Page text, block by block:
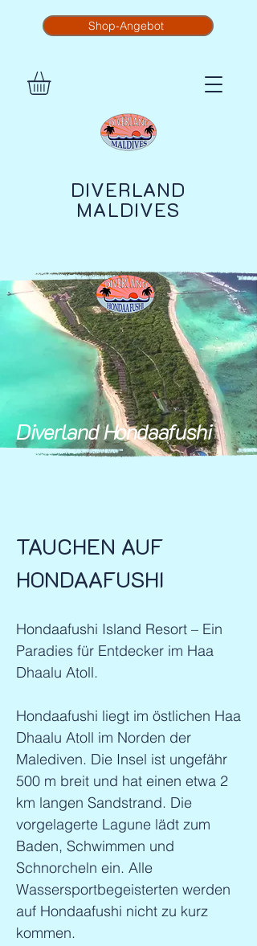
DIVERLAND
MALDIVES
Shop-Angebot
Diverland Hondaafushi
TAUCHEN AUF
HONDAAFUSHI
Hondaafushi Island Resort – Ein
Paradies für Entdecker im Haa
Dhaalu Atoll.
Hondaafushi liegt im östlichen Haa
Dhaalu Atoll im Norden der
Malediven. Die Insel ist ungefähr
500 m breit und hat einen etwa 2
km langen Sandstrand. Die
vorgelagerte Lagune lädt zum
Baden, Schwimmen und
Schnorcheln ein. Alle
Wassersportbegeisterten werden
auf Hondaafushi nicht zu kurz
kommen.